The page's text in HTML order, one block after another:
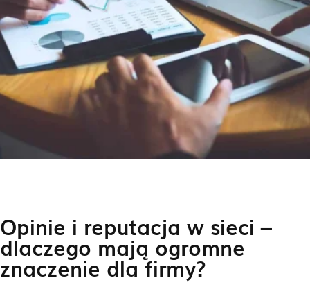
Opinie i reputacja w sieci –
dlaczego mają ogromne
znaczenie dla firmy?